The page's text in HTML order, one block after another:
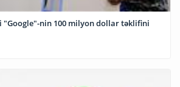
"Google"-nin 100 milyon dollar təklifini